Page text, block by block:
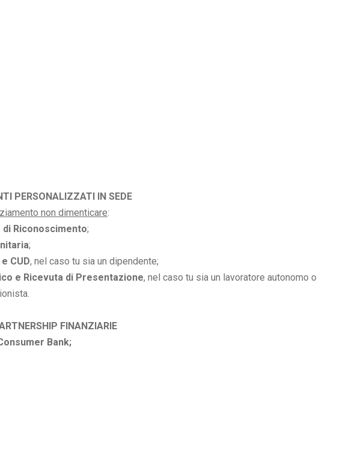
PERSONALIZZATI IN SEDE
non dimenticare:
di Riconoscimento;
;
CUD, nel caso tu sia un dipendente;
e Ricevuta di Presentazione, nel caso tu sia un lavoratore autonomo o
FINANZIARIE
Bank;